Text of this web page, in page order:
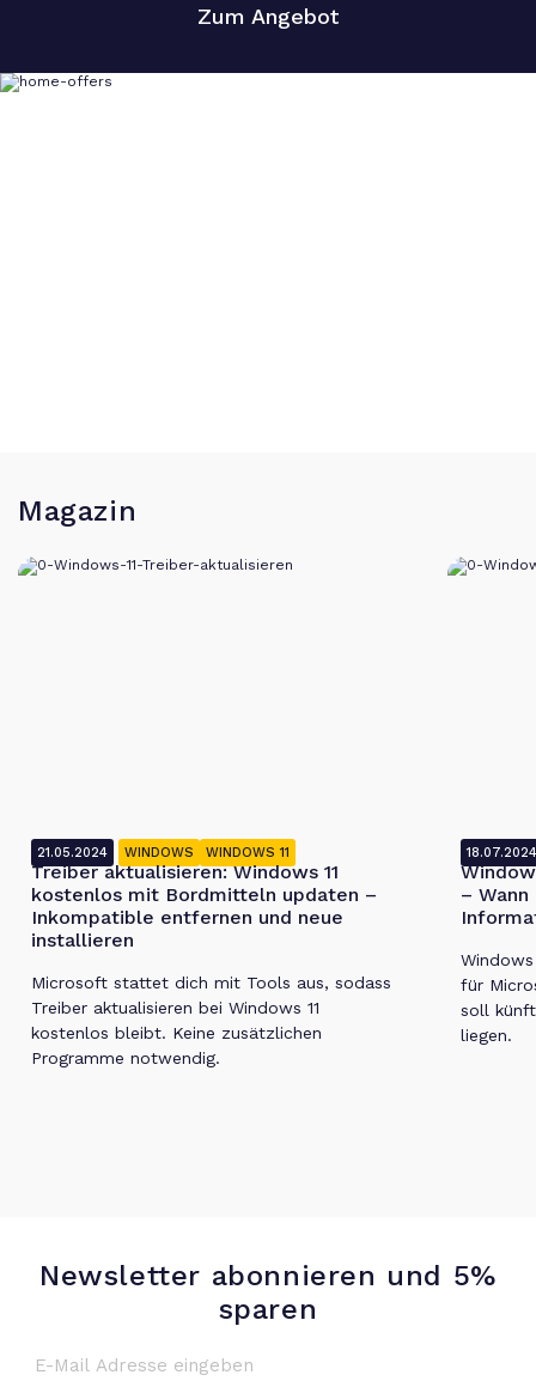
Zum Angebot
Magazin
21.05.2024 WINDOWS WINDOWS 11
Treiber aktualisieren: Windows 11
kostenlos mit Bordmitteln updaten –
Inkompatible entfernen und neue
installieren
Microsoft stattet dich mit Tools aus, sodass
Treiber aktualisieren bei Windows 11
kostenlos bleibt. Keine zusätzlichen
Programme notwendig.
–
für
soll
liegen.
Newsletter abonnieren und 5%
sparen